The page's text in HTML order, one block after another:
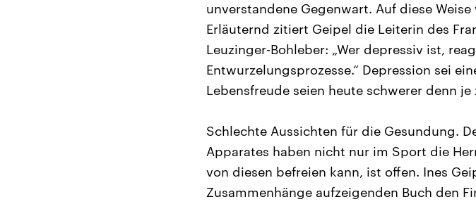
unverstandene Gegenwart. Auf diese
Erläuternd zitiert Geipel die Leiterin des
Leuzinger-Bohleber: „Wer depressiv ist,
Entwurzelungsprozesse.“ Depression sei
Lebensfreude seien heute schwerer denn je
Schlechte Aussichten für die Gesundung.
Apparates haben nicht nur im Sport die
von diesen befreien kann, ist offen. Ines
Zusammenhänge aufzeigenden Buch den